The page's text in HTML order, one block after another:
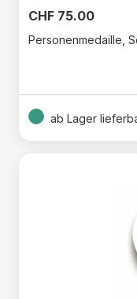
CHF 75.00
Personenmedaille,
ab Lager